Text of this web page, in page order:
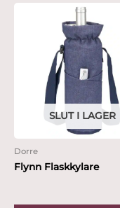
SLUT I LAGER
Dorre
Flynn Flaskkylare